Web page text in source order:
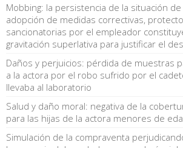
Mobbing: la persistencia de la situación
adopción de medidas correctivas,
sancionatorias por el empleador
gravitación superlativa para justificar el
Daños y perjuicios: pérdida de muestras
a la actora por el robo sufrido por el
llevaba al laboratorio
Salud y daño moral: negativa de la
para las hijas de la actora menores de
Simulación de la compraventa